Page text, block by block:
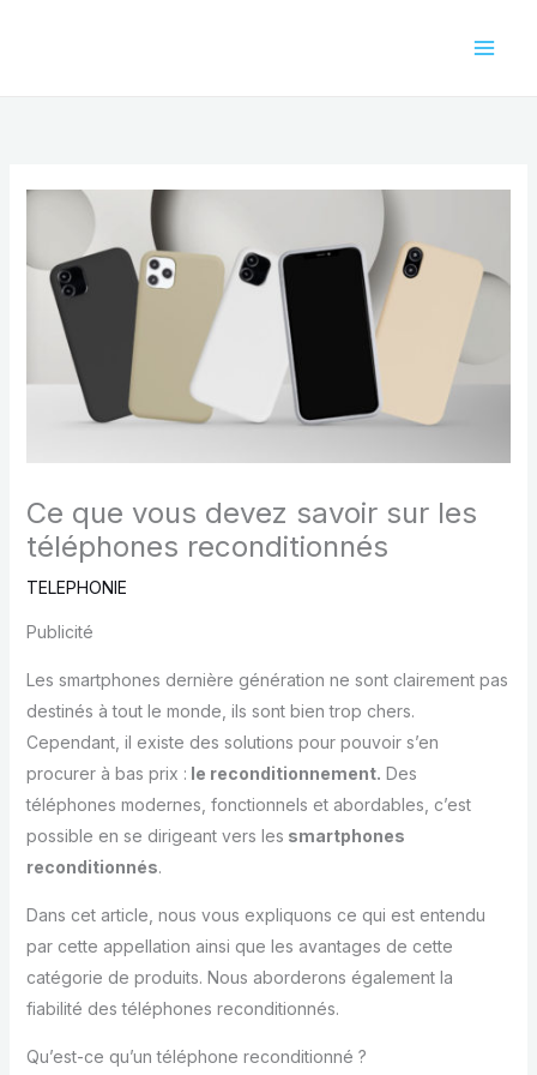
Ce que vous devez savoir sur les
téléphones reconditionnés
TELEPHONIE
Publicité
Les smartphones dernière génération ne sont clairement pas
destinés à tout le monde, ils sont bien trop chers.
Cependant, il existe des solutions pour pouvoir s’en
procurer à bas prix : le reconditionnement. Des
téléphones modernes, fonctionnels et abordables, c’est
possible en se dirigeant vers les smartphones
reconditionnés.
Dans cet article, nous vous expliquons ce qui est entendu
par cette appellation ainsi que les avantages de cette
catégorie de produits. Nous aborderons également la
fiabilité des téléphones reconditionnés.
Qu’est-ce qu’un téléphone reconditionné ?